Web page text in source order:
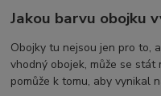
Jakou barvu obojku
Obojky tu nejsou jen pro to,
vhodný obojek, může se stát
pomůže k tomu, aby vynikal